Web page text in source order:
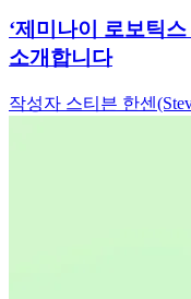
‘제미나이 로보틱
소개합니다
작성자 스티븐 한센